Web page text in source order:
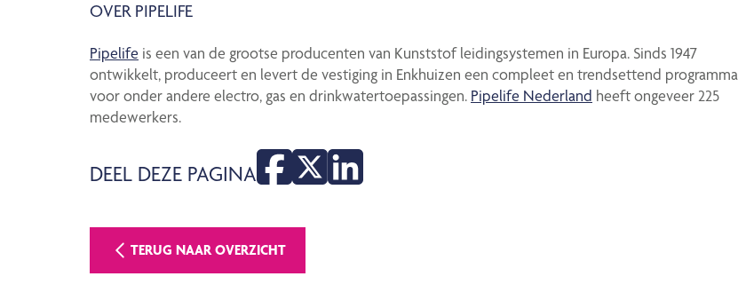
OVER PIPELIFE
Pipelife is een van de grootse producenten van Kunststof leidingsystemen in Europa. Sinds 1947
ontwikkelt, produceert en levert de vestiging in Enkhuizen een compleet en trendsettend programma
voor onder andere electro, gas en drinkwatertoepassingen. Pipelife Nederland heeft ongeveer 225
medewerkers.
DEEL DEZE PAGINA
TERUG NAAR OVERZICHT